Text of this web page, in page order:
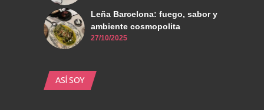
Leña Barcelona: fuego, sabor y
ambiente cosmopolita
27/10/2025
ASÍ SOY